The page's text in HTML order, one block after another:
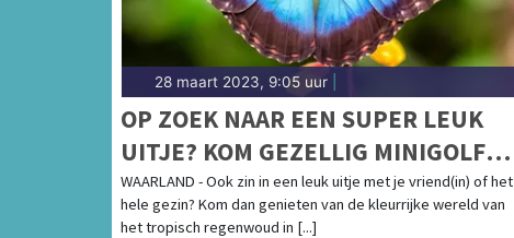
28 maart 2023, 9:05 uur
OP ZOEK NAAR EEN SUPER LEUK
UITJE? KOM GEZELLIG MINIGOLFEN
OF WANDEL TUSSEN DE MOOISTE
VLINDERS !
WAARLAND - Ook zin in een leuk uitje met je vriend(in) of het
hele gezin? Kom dan genieten van de kleurrijke wereld van
het tropisch regenwoud in [...]